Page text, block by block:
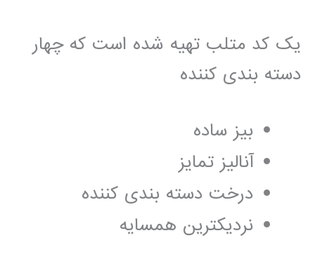
یک کد متلب تهیه شده است که چهار
دسته بندی کننده
بیز ساده
آنالیز تمایز
درخت دسته بندی کننده
نردیکترین همسایه